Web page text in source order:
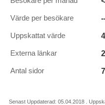
Värde per besökare
Uppskattat värde
Externa länkar 2
Antal sidor
Senast Uppdaterad: 05.04.2018 .